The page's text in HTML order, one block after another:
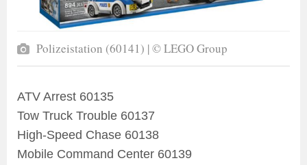
Polizeistation (60141) | © LEGO Group
ATV Arrest 60135
Tow Truck Trouble 60137
High-Speed Chase 60138
Mobile Command Center 60139